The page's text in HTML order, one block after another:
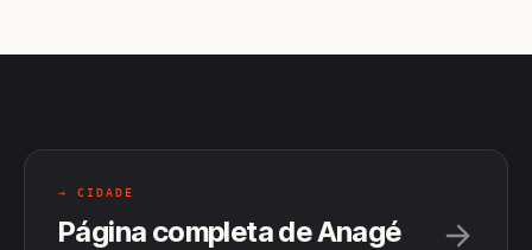
→ CIDADE
Página completa de Anagé